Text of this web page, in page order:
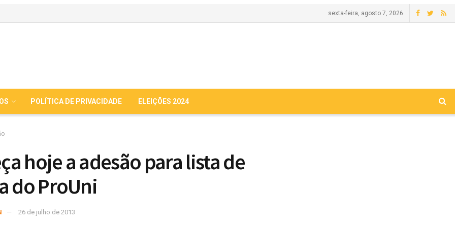
sexta-feira, agosto 7, 2026
POLÍTICA DE PRIVACIDADE ELEIÇÕES 2024
hoje a adesão para lista de
do ProUni
26 de julho de 2013